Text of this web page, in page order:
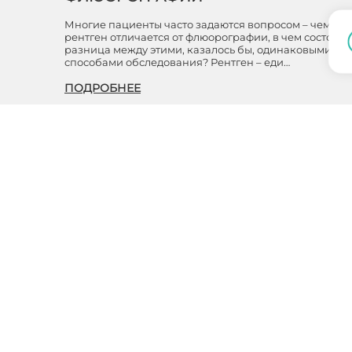
Многие пациенты часто задаются вопросом – чем
рентген отличается от флюорографии, в чем состоит
разница между этими, казалось бы, одинаковыми
способами обследования? Рентген – еди…
ПОДРОБНЕЕ